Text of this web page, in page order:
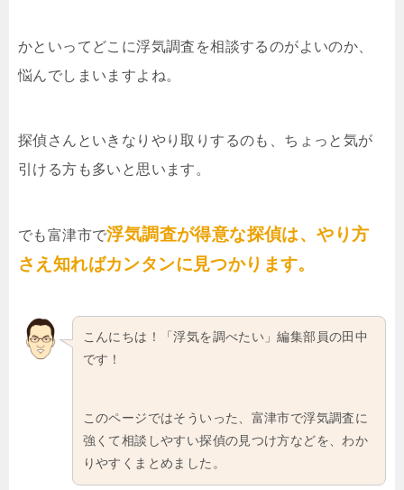
かといってどこに浮気調査を相談するのがよいのか、
悩んでしまいますよね。
探偵さんといきなりやり取りするのも、ちょっと気が
引ける方も多いと思います。
でも富津市で浮気調査が得意な探偵は、やり方
さえ知ればカンタンに見つかります。
こんにちは！「浮気を調べたい」編集部員の田中
です！
このページではそういった、富津市で浮気調査に
強くて相談しやすい探偵の見つけ方などを、わか
りやすくまとめました。